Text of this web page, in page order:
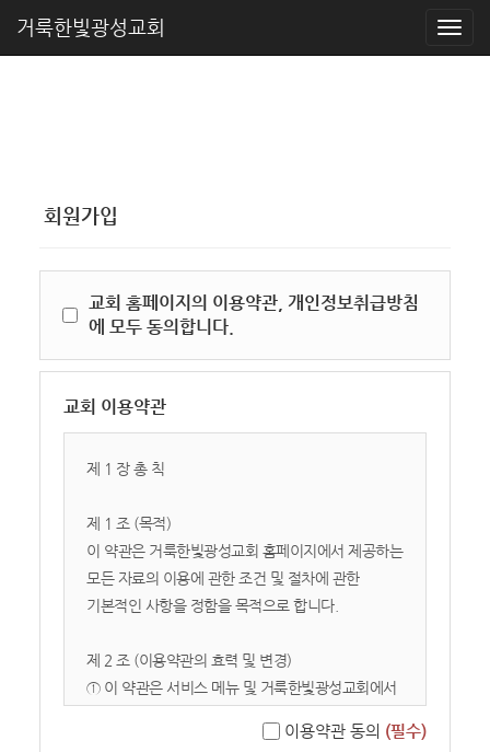
거룩한빛광성교회
회원가입
교회 홈페이지의 이용약관, 개인정보취급방침
에 모두 동의합니다.
교회 이용약관
제 1 장 총 칙
제 1 조 (목적)
이 약관은 거룩한빛광성교회 홈페이지에서 제공하는
모든 자료의 이용에 관한 조건 및 절차에 관한
기본적인 사항을 정함을 목적으로 합니다.
제 2 조 (이용약관의 효력 및 변경)
① 이 약관은 서비스 메뉴 및 거룩한빛광성교회에서
② 거룩한빛광성교회는 합리적인 사유가 발생될
이용약관 동의 (필수)